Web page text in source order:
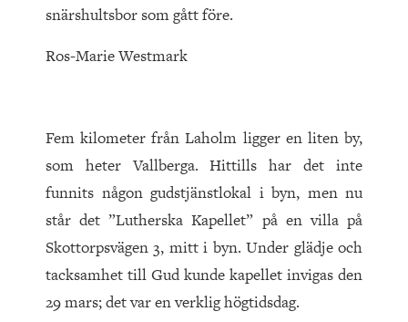
snärshultsbor som gått före.
Ros-Marie Westmark
Fem kilometer från Laholm ligger en liten by,
som heter Vallberga. Hittills har det inte
funnits någon gudstjänstlokal i byn, men nu
står det ”Lutherska Kapellet” på en villa på
Skottorpsvägen 3, mitt i byn. Under glädje och
tacksamhet till Gud kunde kapellet invigas den
29 mars; det var en verklig högtidsdag.